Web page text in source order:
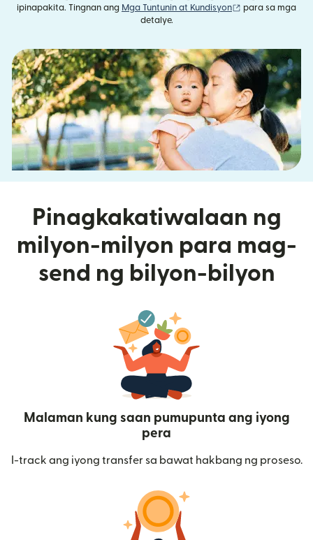
ipinapakita. Tingnan ang Mga Tuntunin at Kundisyon (bubukas sa
para sa mga
detalye.
Pinagkakatiwalaan ng
milyon-milyon para mag-
send ng bilyon-bilyon
Malaman kung saan pumupunta ang iyong
pera
I-track ang iyong transfer sa bawat hakbang ng proseso.